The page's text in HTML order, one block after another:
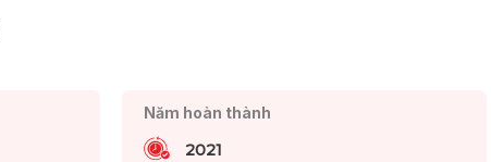
Năm hoàn thành
2021